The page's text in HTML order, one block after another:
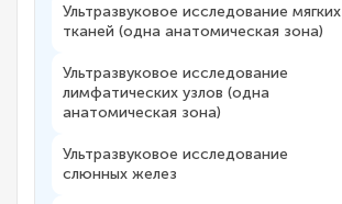
Ультразвуковое исследование мягких
тканей (одна анатомическая зона)
Ультразвуковое исследование
лимфатических узлов (одна
анатомическая зона)
Ультразвуковое исследование
слюнных желез